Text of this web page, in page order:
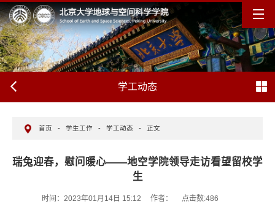
学工动态
首页 - 学生工作 - 学工动态 - 正文
瑞兔迎春，慰问暖心——地空学院领导走访看望留校学
生
时间：2023年01月14日 15:12 作者： 点击数:486